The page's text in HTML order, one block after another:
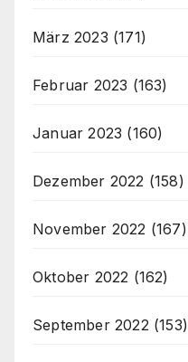
März 2023 (171)
Februar 2023 (163)
Januar 2023 (160)
Dezember 2022 (158)
November 2022 (167)
Oktober 2022 (162)
September 2022 (153)